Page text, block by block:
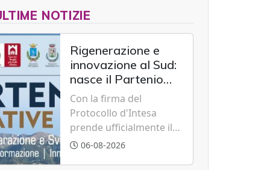
NOTIZIE
Rigenerazione e
innovazione al Sud:
nasce il Partenio
Creative Hub per il
rilancio del
territorio
Con la firma del
Protocollo d'Intesa
prende ufficialmente il
via il recupero dell'ex
06-08-2026